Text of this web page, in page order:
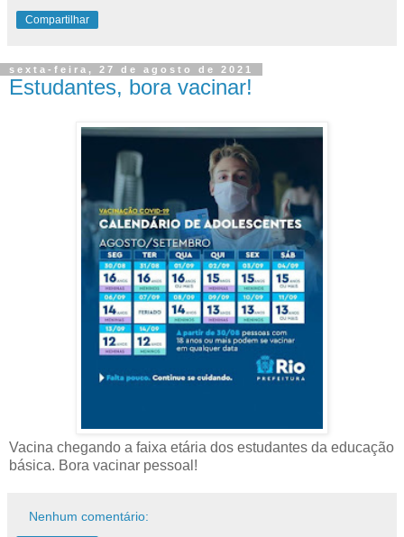
Compartilhar
sexta-feira, 27 de agosto de 2021
Estudantes, bora vacinar!
Vacina chegando a faixa etária dos estudantes da educação
básica. Bora vacinar pessoal!
Nenhum comentário: